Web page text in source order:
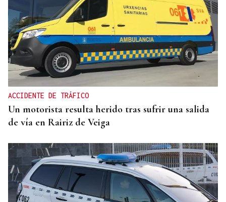
A TODA VELOCIDAD
Vídeo | Así fue el espectacular salto de “Cohete”
Suárez en el Rally Rías Baixas que dejó sin
respiración a los aficionados
ACCIDENTE DE TRÁFICO
Un motorista resulta herido tras sufrir una salida
de vía en Rairiz de Veiga